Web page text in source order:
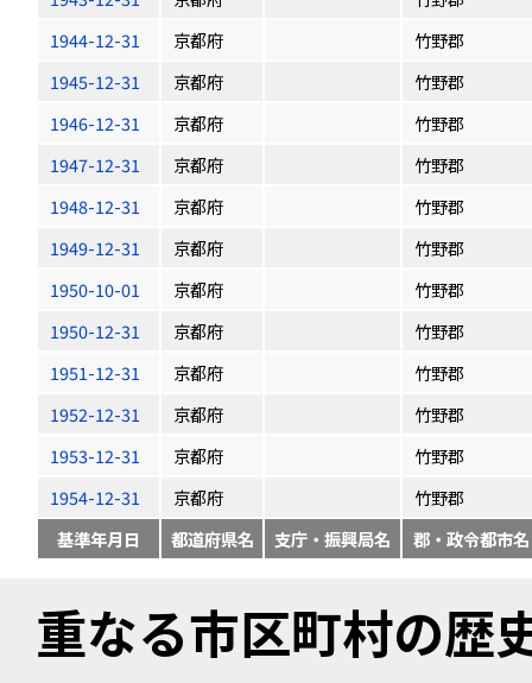
1944-12-31
京都府
竹野郡
1945-12-31
京都府
竹野郡
1946-12-31
京都府
竹野郡
1947-12-31
京都府
竹野郡
1948-12-31
京都府
竹野郡
1949-12-31
京都府
竹野郡
1950-10-01
京都府
竹野郡
1950-12-31
京都府
竹野郡
1951-12-31
京都府
竹野郡
1952-12-31
京都府
竹野郡
1953-12-31
京都府
竹野郡
1954-12-31
京都府
竹野郡
基準年月日
都道府県名 支庁・振興局名 郡・政令都市名
重なる市区町村の歴